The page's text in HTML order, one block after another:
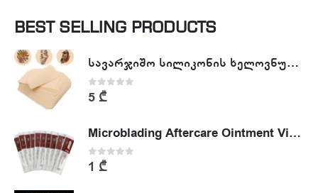
BEST SELLING PRODUCTS
სავარჯიშო სილიკონის ხელოვნური კანი - Tattoo Practike skin
0out of 5
5 ₾
Microblading Aftercare Ointment Vitamin A&D
0 out of 5
1 ₾